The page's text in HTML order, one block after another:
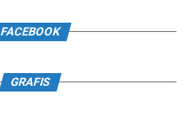
FACEBOOK
GRAFIS